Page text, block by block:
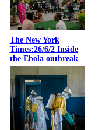
The New York
Times:26/6/2 Inside
the Ebola outbreak